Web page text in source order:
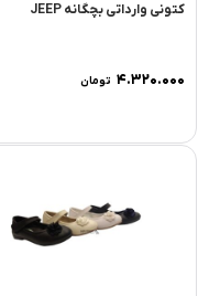
کتونی وارداتی بچگانه JEEP
۴.۳۲۰.۰۰۰ تومان